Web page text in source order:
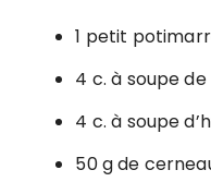
1 petit
4 c. à soupe
4 c. à soupe
50 g de